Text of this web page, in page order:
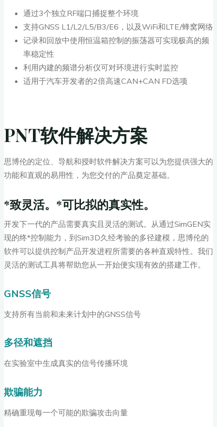
通过3个独立RF端口捕捉整个环境
支持GNSS L1/L2/L5/B3/E6，以及WiFi和LTE/蜂窝网络
记录和回放中使用恒温箱控制的振荡器可实现极高的频
率稳定性
利用内建的频谱分析仪可对环境进行实时监控
适用于汽车开发者的2倍高速CAN+CAN FD选项
PNT软件解决方案
思博伦的定位、导航和授时软件解决方案可以为您提供强大的
功能和直观的易用性，为您交付的产品奠定基础。
*致灵活。*可比拟的真实性。
开发下一代的产品需要真实且灵活的测试。从通过SimGEN实
现的终*控制能力，到Sim3D久经考验的多径建模，思博伦的
软件可以提供控制产品开发进程所需要的各种直观特性。我们
灵活的测试工具将帮助您从一开始便实现有效的搭建工作。
GNSS信号
支持所有当前和未来计划中的GNSS信号
多径和遮挡
在实验室中生成真实的信号传播环境
欺骗能力
精确重现每一个可能的欺骗攻击向量